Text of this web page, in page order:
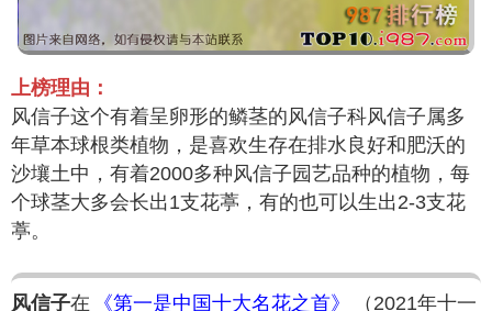
上榜理由：
风信子这个有着呈卵形的鳞茎的风信子科风信子属多
年草本球根类植物，是喜欢生存在排水良好和肥沃的
沙壤土中，有着2000多种风信子园艺品种的植物，每
个球茎大多会长出1支花葶，有的也可以生出2-3支花
葶。
风信子在 《第一是中国十大名花之首》 （2021年十一